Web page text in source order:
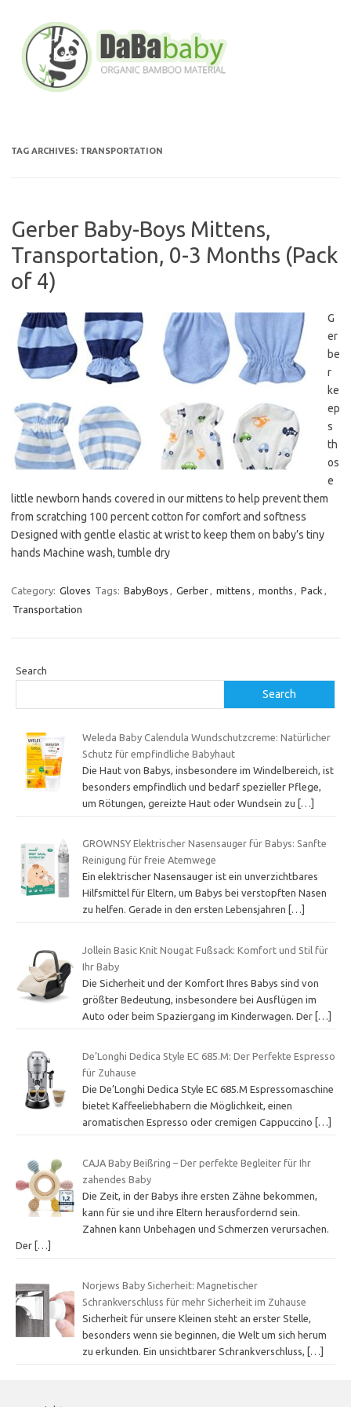
content
TAG ARCHIVES: TRANSPORTATION
Gerber Baby-Boys Mittens,
Transportation, 0-3 Months (Pack
of 4)
G
er
be
r
ke
ep
s
th
os
e
little newborn hands covered in our mittens to help prevent them
from scratching 100 percent cotton for comfort and softness
Designed with gentle elastic at wrist to keep them on baby’s tiny
hands Machine wash, tumble dry
Category: Gloves Tags: BabyBoys , Gerber, mittens , months , Pack ,
Transportation
Search
Search
Weleda Baby Calendula Wundschutzcreme: Natürlicher
Schutz für empfindliche Babyhaut
Die Haut von Babys, insbesondere im Windelbereich, ist
besonders empfindlich und bedarf spezieller Pflege,
um Rötungen, gereizte Haut oder Wundsein zu
[…]
GROWNSY Elektrischer Nasensauger für Babys: Sanfte
Reinigung für freie Atemwege
Ein elektrischer Nasensauger ist ein unverzichtbares
Hilfsmittel für Eltern, um Babys bei verstopften Nasen
zu helfen. Gerade in den ersten Lebensjahren
[…]
Jollein Basic Knit Nougat Fußsack: Komfort und Stil für
Ihr Baby
Die Sicherheit und der Komfort Ihres Babys sind von
größter Bedeutung, insbesondere bei Ausflügen im
Auto oder beim Spaziergang im Kinderwagen. Der […]
De’Longhi Dedica Style EC 685.M: Der Perfekte Espresso
für Zuhause
Die De’Longhi Dedica Style EC 685.M Espressomaschine
bietet Kaffeeliebhabern die Möglichkeit, einen
aromatischen Espresso oder cremigen Cappuccino
[…]
CAJA Baby Beißring – Der perfekte Begleiter für Ihr
zahendes Baby
Die Zeit, in der Babys ihre ersten Zähne bekommen,
kann für sie und ihre Eltern herausfordernd sein.
Zahnen kann Unbehagen und Schmerzen verursachen.
Der […]
Norjews Baby Sicherheit: Magnetischer
Schrankverschluss für mehr Sicherheit im Zuhause
Sicherheit für unsere Kleinen steht an erster Stelle,
besonders wenn sie beginnen, die Welt um sich herum
zu erkunden. Ein unsichtbarer Schrankverschluss,
[…]